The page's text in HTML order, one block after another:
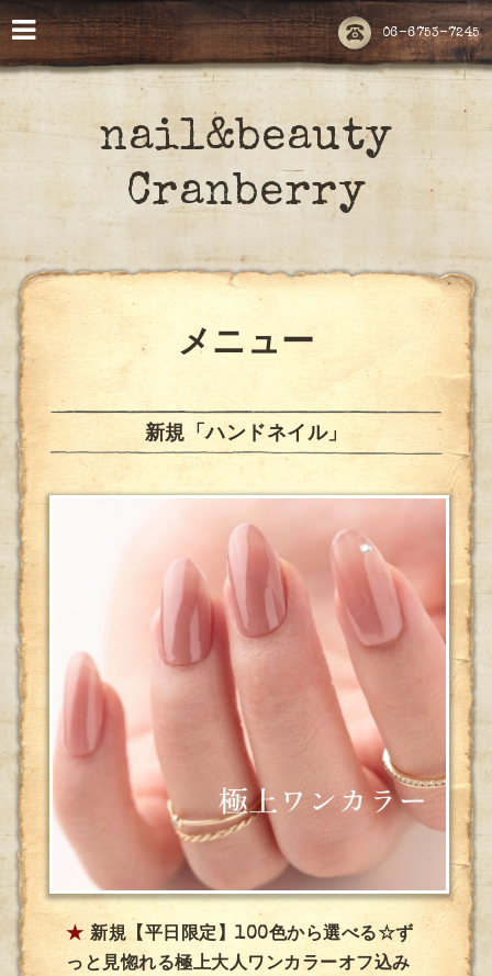
06-6753-7245
nail&beauty
Cranberry
メニュー
新規「ハンドネイル」
★ 新規【平日限定】100色から選べる☆ず
っと見惚れる極上大人ワンカラーオフ込み